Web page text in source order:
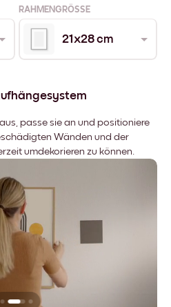
RAHMENGRÖSSE
21x28 cm
passe sie an und positioniere
Wänden und der
umdekorieren zu können.